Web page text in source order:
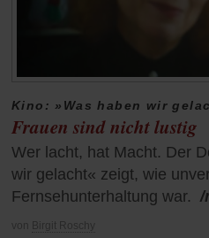
Kino: »Was haben wir
Frauen sind nicht lustig
Wer lacht, hat Macht. Der
wir gelacht« zeigt, wie
Fernsehunterhaltung war. /
von Birgit Roschy